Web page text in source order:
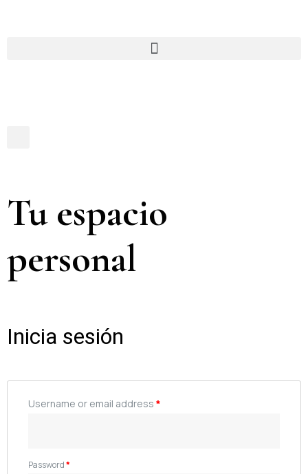
Tu espacio
personal
Inicia sesión
Username or email address *
Password*